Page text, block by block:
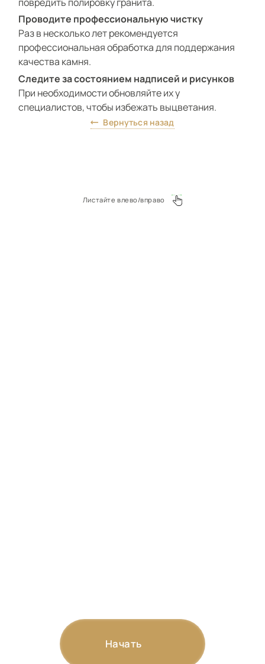
Проводите профессиональную чистку
Раз в несколько лет рекомендуется
профессиональная обработка для поддержания
качества камня.
Следите за состоянием надписей и рисунков
При необходимости обновляйте их у
специалистов, чтобы избежать выцветания.
Вернуться назад
Листайте влево/вправо
Начать